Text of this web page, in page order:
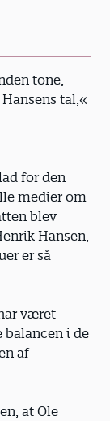
tone,
tal,«
for den
medier om
blev
Hansen,
er så
været
balancen i de
af
at Ole